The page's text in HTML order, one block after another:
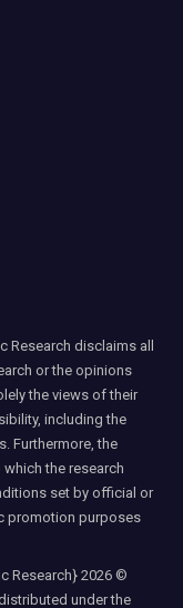
Research disclaims all
or the opinions
the views of their
including the
Furthermore, the
the research
set by official or
promotion purposes.
under the